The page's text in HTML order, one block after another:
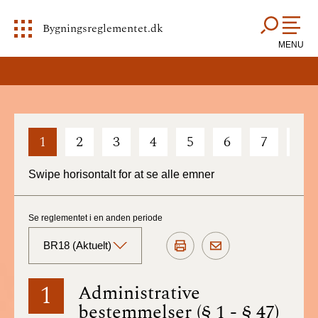
Bygningsreglementet.dk
MENU
1 2 3 4 5 6 7
Swipe horisontalt for at se alle emner
1 Administrative
bestemmelser (§ 1 - § 47)
Se reglementet i en anden periode
BR18 (Aktuelt)
BR18 (Aktuelt)